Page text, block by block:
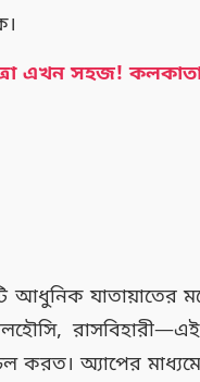
এখন সহজ!
যাতায়াতের
করত। অ্যাপের